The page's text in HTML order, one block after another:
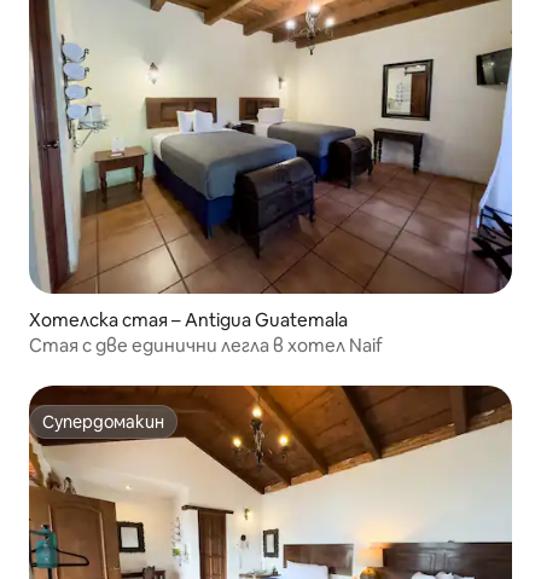
Хотелска стая – Antigua Guatemala
Стая с две единични легла в хотел Naif
Супердомакин
Супердомакин